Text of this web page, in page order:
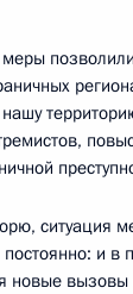
ситуация
и в
новые вызовы